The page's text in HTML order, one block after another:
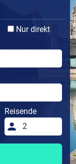
Nur direkt
Reisende